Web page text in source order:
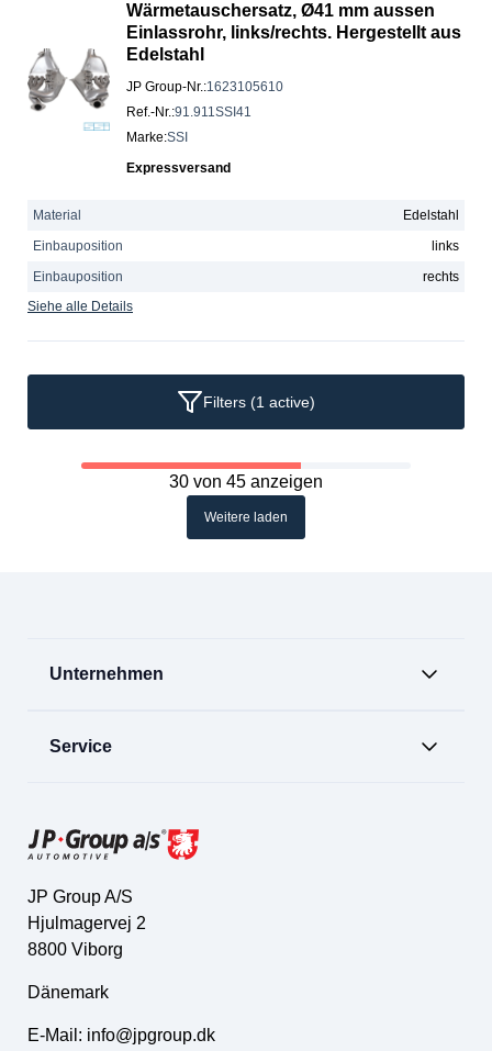
Wärmetauschersatz, Ø41 mm aussen
Einlassrohr, links/rechts. Hergestellt aus
Edelstahl
JP Group-Nr.:1623105610
Ref.-Nr.:91.911SSI41
Marke:SSI
Expressversand
Material
Edelstahl
Einbauposition
links
Einbauposition
rechts
Siehe alle Details
Filters (1 active)
30 von 45 anzeigen
Weitere laden
Unternehmen
Service
JP Group A/S
Hjulmagervej 2
8800 Viborg
Dänemark
E-Mail: info@jpgroup.dk